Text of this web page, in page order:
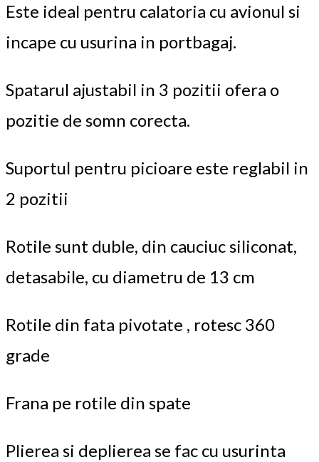
Este ideal pentru calatoria cu avionul si
incape cu usurina in portbagaj.
Spatarul ajustabil in 3 pozitii ofera o
pozitie de somn corecta.
Suportul pentru picioare este reglabil in
2 pozitii
Rotile sunt duble, din cauciuc siliconat,
detasabile, cu diametru de 13 cm
Rotile din fata pivotate , rotesc 360
grade
Frana pe rotile din spate
Plierea si deplierea se fac cu usurinta